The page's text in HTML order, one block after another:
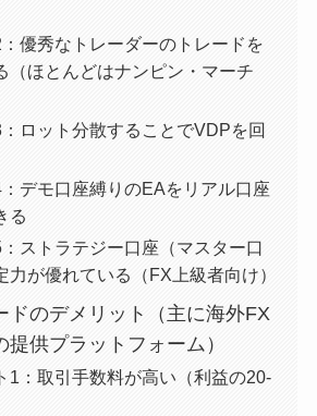
：優秀なトレーダーのトレードを
（ほとんどはナンピン・マーチ
：ロット分散することでVDPを回
：デモ口座縛りのEAをリアル口座
る
：ストラテジー口座（マスター口
力が優れている（FX上級者向け）
ドのデメリット（主に海外FX
提供プラットフォーム）
1：取引手数料が高い（利益の20-